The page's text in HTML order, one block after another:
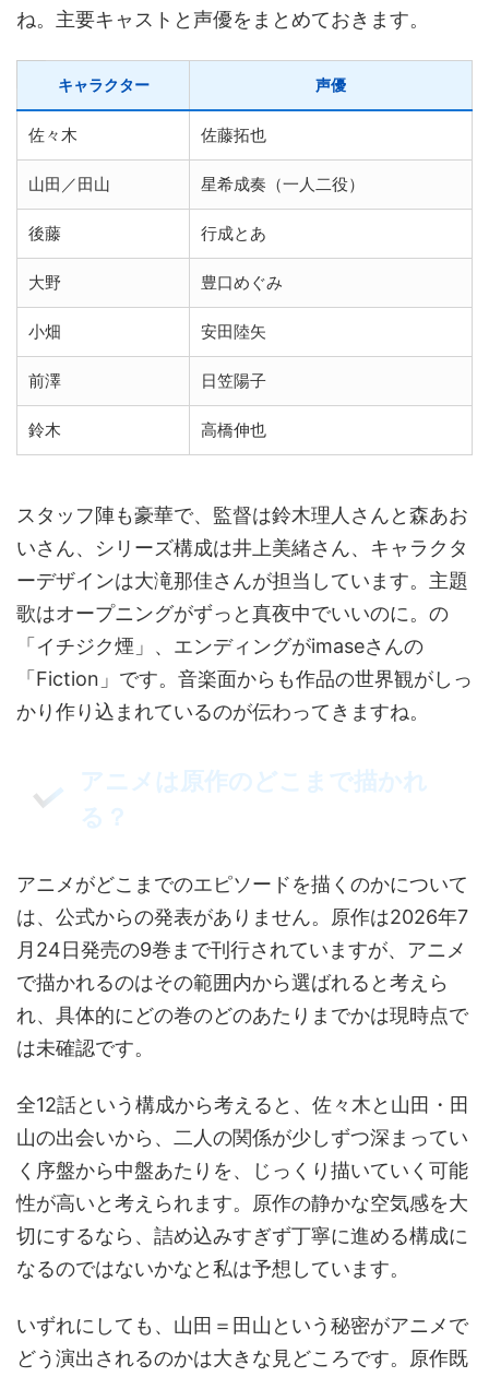
ね。主要キャストと声優をまとめておきます。
キャラクター 声優
佐々木 佐藤拓也
山田／田山 星希成奏（一人二役）
後藤 行成とあ
大野 豊口めぐみ
小畑 安田陸矢
前澤 日笠陽子
鈴木 高橋伸也
スタッフ陣も豪華で、監督は鈴木理人さんと森あお
いさん、シリーズ構成は井上美緒さん、キャラクタ
ーデザインは大滝那佳さんが担当しています。主題
歌はオープニングがずっと真夜中でいいのに。の
「イチジク煙」、エンディングがimaseさんの
「Fiction」です。音楽面からも作品の世界観がしっ
かり作り込まれているのが伝わってきますね。
アニメは原作のどこまで描かれ
る？
アニメがどこまでのエピソードを描くのかについて
は、公式からの発表がありません。原作は2026年7
月24日発売の9巻まで刊行されていますが、アニメ
で描かれるのはその範囲内から選ばれると考えら
れ、具体的にどの巻のどのあたりまでかは現時点で
は未確認です。
全12話という構成から考えると、佐々木と山田・田
山の出会いから、二人の関係が少しずつ深まってい
く序盤から中盤あたりを、じっくり描いていく可能
性が高いと考えられます。原作の静かな空気感を大
切にするなら、詰め込みすぎず丁寧に進める構成に
なるのではないかなと私は予想しています。
いずれにしても、山田＝田山という秘密がアニメで
どう演出されるのかは大きな見どころです。原作既